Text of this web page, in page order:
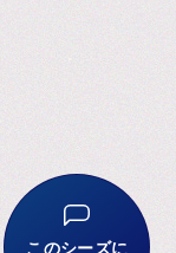
このシーズに